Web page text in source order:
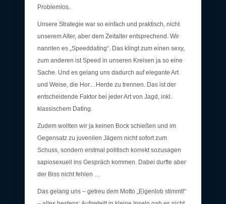
Problemlos.
Unsere Strategie war so einfach und praktisch, nicht
unserem Alter, aber dem Zeitalter entsprechend. Wir
nannten es „Speeddating“. Das klingt zum einen sexy,
zum anderen ist Speed in unseren Kreisen ja so eine
Sache. Und es gelang uns dadurch auf elegante Art
und Weise, die Hor…Herde zu trennen. Das ist der
entscheidende Faktor bei jeder Art von Jagd, inkl.
klassischem Dating.
Zudem wollten wir ja keinen Bock schießen und im
Gegensatz zu juvenilen Jägern nicht sofort zum
Schuss, sondern erstmal politisch korrekt sozusagen
sapiosexuell ins Gespräch kommen. Dabei durfte aber
der Biss nicht fehlen …
Das gelang uns – getreu dem Motto „Eigenlob stimmt!“